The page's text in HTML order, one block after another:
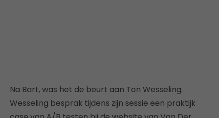
Na Bart, was het de beurt aan Ton Wesseling.
Wesseling besprak tijdens zijn sessie een praktijk